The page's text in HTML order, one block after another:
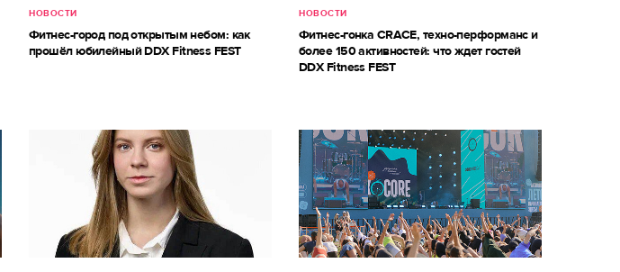
НОВОСТИ
Фитнес-город под открытым небом: как
прошёл юбилейный DDX Fitness FEST
НОВОСТИ
Фитнес-гонка CRACE, техно-перформанс и
более 150 активностей: что ждет гостей
DDX Fitness FEST